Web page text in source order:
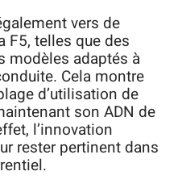
vers de
F5, telles que des
modèles adaptés à
Cela montre
d’utilisation de
son ADN de
l’innovation
rester pertinent dans